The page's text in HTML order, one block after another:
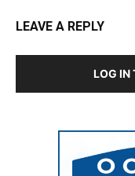
LEAVE A REPLY
LOG IN